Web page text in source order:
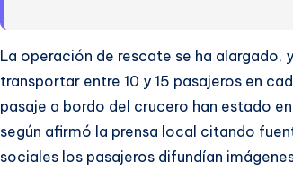
La operación de rescate se ha
transportar entre 10 y 15 pasajeros en
pasaje a bordo del crucero han estado
según afirmó la prensa local citando
sociales los pasajeros difundían